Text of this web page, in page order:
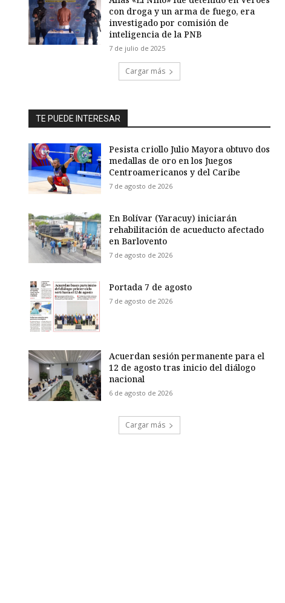
con droga y un arma de fuego, era
investigado por comisión de
inteligencia de la PNB
7 de julio de 2025
Cargar más
TE PUEDE INTERESAR
Pesista criollo Julio Mayora obtuvo dos
medallas de oro en los Juegos
Centroamericanos y del Caribe
7 de agosto de 2026
En Bolívar (Yaracuy) iniciarán
rehabilitación de acueducto afectado
en Barlovento
7 de agosto de 2026
Portada 7 de agosto
7 de agosto de 2026
Acuerdan sesión permanente para el
12 de agosto tras inicio del diálogo
nacional
6 de agosto de 2026
Cargar más